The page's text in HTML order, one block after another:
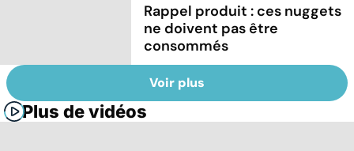
Rappel produit : ces nuggets
ne doivent pas être
consommés
Voir plus
Plus de vidéos